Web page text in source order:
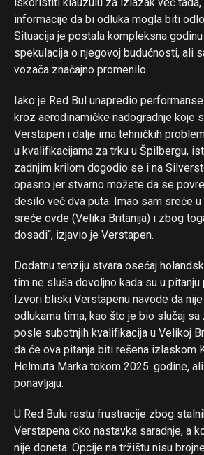
informacije da bi odluka mogla biti
Situacija je postala kompleksna
spekulacija o njegovoj budućnosti, ali
vozača značajno promenilo.
Iako je Red Bul unapredio
kroz aerodinamičke nadogradnje koje
Verstapen i dalje ima tehničkih
u kvalifikacijama za trku u Špilbergu,
zadnjim krilom dogodio se i na
opasno jer stvarno možete da se
desilo već dva puta. Imao sam sreće
sreće ovde (Velika Britanija) i zbog
dosadi“, izjavio je Verstapen.
Dodatnu tenziju stvara osećaj
tim ne sluša dovoljno kada su u pitanju
Izvori bliski Verstapenu navode da
odlukama tima, kao što je bio slučaj
posle subotnjih kvalifikacija u Velikoj
da će ova pitanja biti rešena izlaskom
Helmuta Marka tokom 2025. godine,
ponavljaju.
U Red Bulu rastu frustracije zbog
Verstapena oko nastavka saradnje, a
nije doneta. Opcije na tržištu nisu